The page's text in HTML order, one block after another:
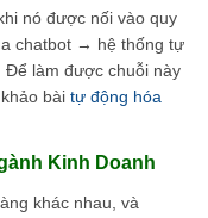
nó được nối vào quy
chatbot → hệ thống tự
làm được chuỗi này
khảo bàitự động hóa
Kinh Doanh
khác nhau, và